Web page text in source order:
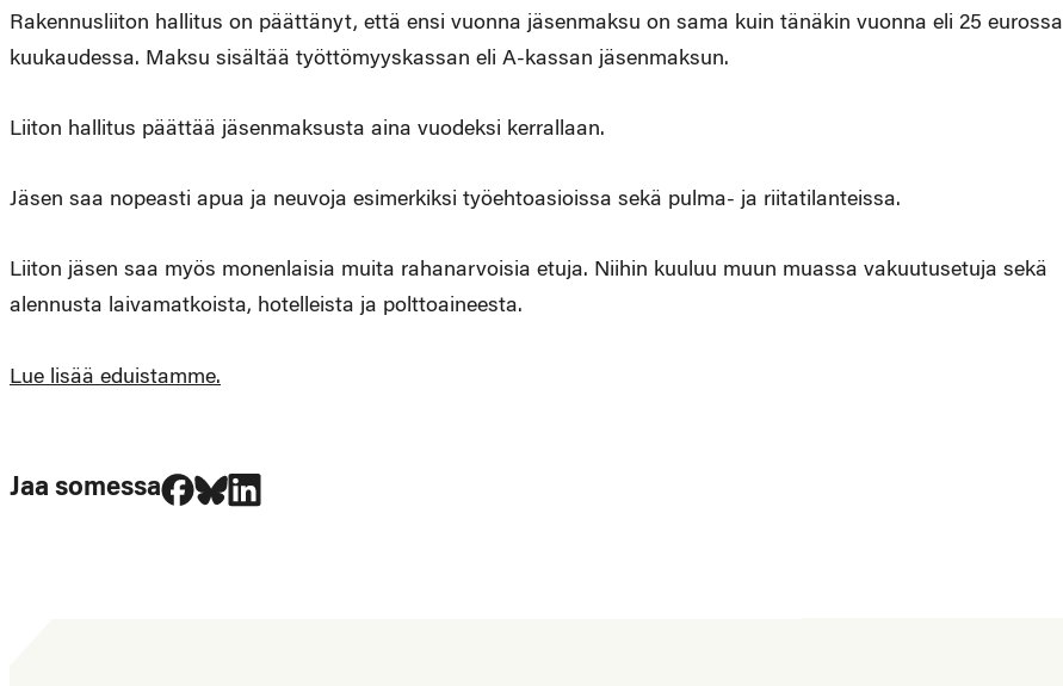
Rakennusliiton hallitus on päättänyt, että ensi vuonna jäsenmaksu on sama kuin tänäkin vuonna eli 25 eurossa
kuukaudessa. Maksu sisältää työttömyyskassan eli A-kassan jäsenmaksun.
Liiton hallitus päättää jäsenmaksusta aina vuodeksi kerrallaan.
Jäsen saa nopeasti apua ja neuvoja esimerkiksi työehtoasioissa sekä pulma- ja riitatilanteissa.
Liiton jäsen saa myös monenlaisia muita rahanarvoisia etuja. Niihin kuuluu muun muassa vakuutusetuja sekä
alennusta laivamatkoista, hotelleista ja polttoaineesta.
Lue lisää eduistamme.
Jaa somessa
Jaa Facebookissa
Jaa Blueskyssa
Jaa LinkedIn:ssä